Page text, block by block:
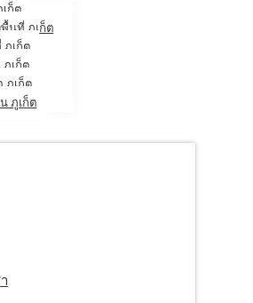
ก็ต
พื้นที่ ภูเก็ต
เก็ต
เก็ต
ภูเก็ต
ภูเก็ต